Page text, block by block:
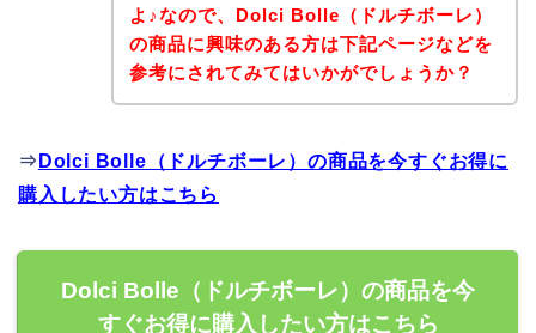
よ♪なので、Dolci Bolle（ドルチボーレ）
の商品に興味のある方は下記ページなどを
参考にされてみてはいかがでしょうか？
⇒ Dolci Bolle（ドルチボーレ）の商品を今すぐお得に
購入したい方はこちら
Dolci Bolle（ドルチボーレ）の商品を今
すぐお得に購入したい方はこちら